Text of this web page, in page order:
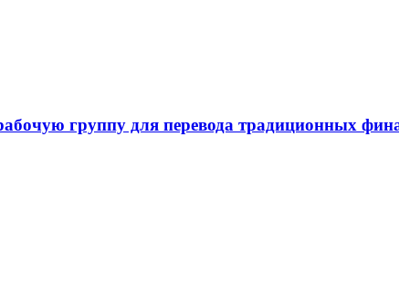
группу для перевода традиционных